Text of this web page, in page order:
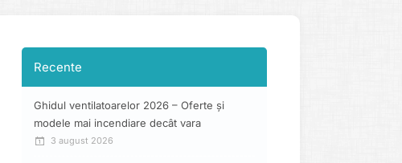
Recente
Ghidul ventilatoarelor 2026 – Oferte și
modele mai incendiare decât vara
3 august 2026